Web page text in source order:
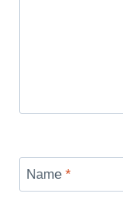
Name *